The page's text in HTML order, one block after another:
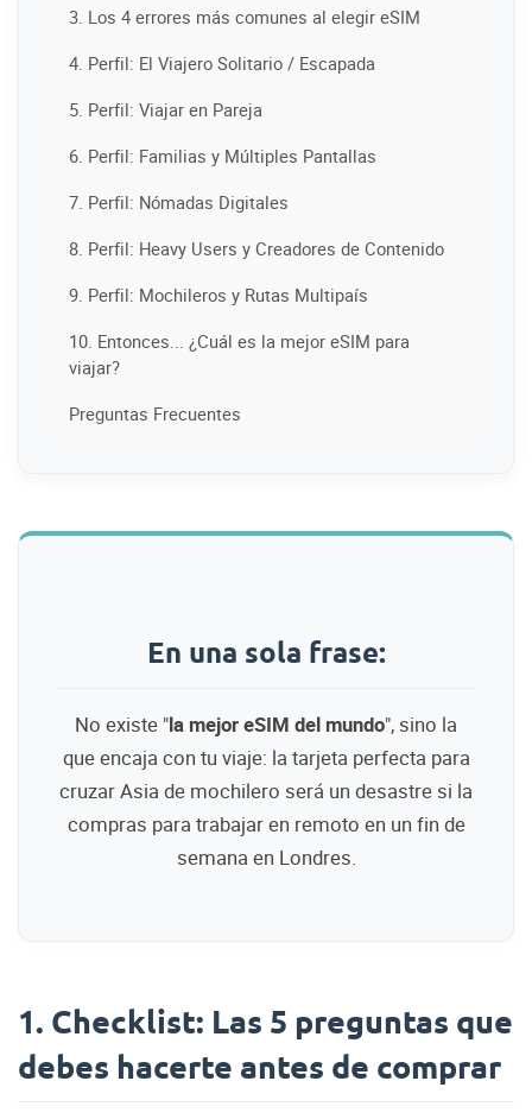
3. Los 4 errores más comunes al elegir eSIM
4. Perfil: El Viajero Solitario / Escapada
5. Perfil: Viajar en Pareja
6. Perfil: Familias y Múltiples Pantallas
7. Perfil: Nómadas Digitales
8. Perfil: Heavy Users y Creadores de Contenido
9. Perfil: Mochileros y Rutas Multipaís
10. Entonces... ¿Cuál es la mejor eSIM para
viajar?
Preguntas Frecuentes
En una sola frase:
No existe "la mejor eSIM del mundo", sino la
que encaja con tu viaje: la tarjeta perfecta para
cruzar Asia de mochilero será un desastre si la
compras para trabajar en remoto en un fin de
semana en Londres.
1. Checklist: Las 5 preguntas que
debes hacerte antes de comprar